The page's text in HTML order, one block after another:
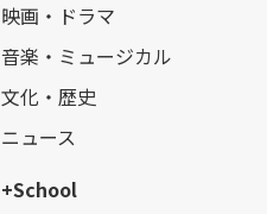
映画・ドラマ
音楽・ミュージカル
文化・歴史
ニュース
+School